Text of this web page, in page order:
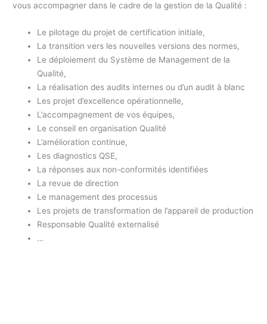
vous accompagner dans le cadre de la gestion de la Qualité :
Le pilotage du projet de certification initiale,
La transition vers les nouvelles versions des normes,
Le déploiement du Système de Management de la
Qualité,
La réalisation des audits internes ou d’un audit à blanc
Les projet d’excellence opérationnelle,
L’accompagnement de vos équipes,
Le conseil en organisation Qualité
L’amélioration continue,
Les diagnostics QSE,
La réponses aux non-conformités identifiées
La revue de direction
Le management des processus
Les projets de transformation de l’appareil de production
Responsable Qualité externalisé
…